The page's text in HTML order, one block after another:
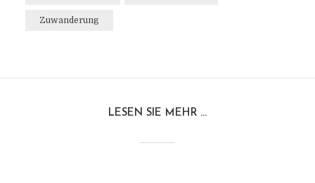
Zuwanderung
LESEN SIE MEHR ...